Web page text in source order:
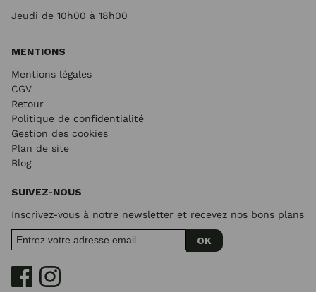
Jeudi de 10h00 à 18h00
MENTIONS
Mentions légales
CGV
Retour
Politique de confidentialité
Gestion des cookies
Plan de site
Blog
SUIVEZ-NOUS
Inscrivez-vous à notre newsletter et recevez nos bons plans
OK